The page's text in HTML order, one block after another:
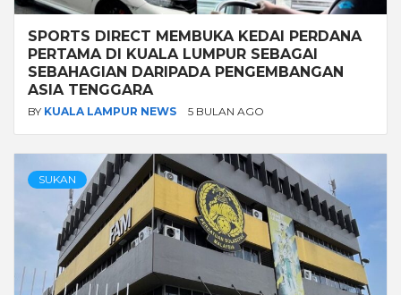
SPORTS DIRECT MEMBUKA KEDAI PERDANA
PERTAMA DI KUALA LUMPUR SEBAGAI
SEBAHAGIAN DARIPADA PENGEMBANGAN
ASIA TENGGARA
BY KUALA LAMPUR NEWS 5 BULAN AGO
SUKAN